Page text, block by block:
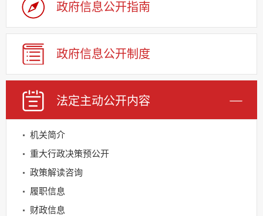
政府信息公开指南
政府信息公开制度
法定主动公开内容
机关简介
重大行政决策预公开
政策解读咨询
履职信息
财政信息